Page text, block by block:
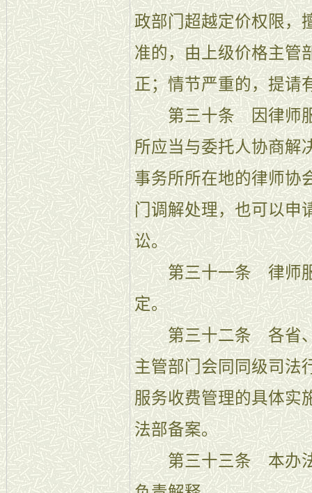
政部门超越定价权限，
准的，由上级价格主管
正；情节严重的，提请
第三十条 因律师服
所应当与委托人协商解
事务所所在地的律师协
门调解处理，也可以申
讼。
第三十一条 律师服
定。
第三十二条 各省、
主管部门会同同级司法
服务收费管理的具体实
法部备案。
第三十三条 本办法